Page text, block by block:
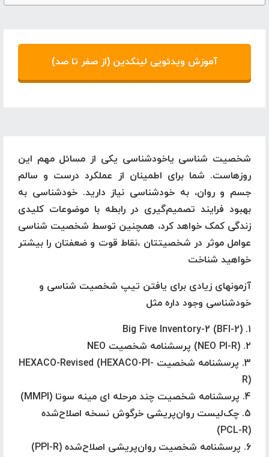
آموزش ویدئویی لینکدین (از صفر تا صد)
شخصیت شناسی یاخودشناسی یکی از مسائل مهم این
روزهاست. شما برای اطمینان از عملکرد درست و سالم
جسم و روان، به خودشناسی نیاز دارید. خودشناسی به
بهبود فرایند تصمیم‌گیری در رابطه با موضوعات کلیدی
زندگی کمک خواهد کرد، همچنین توسط شخصیت شناسی
عوامل موثر در شخصیتتان ،نقاط قوت و ضعفتان را بیشتر
خواهید شناخت
آزمونهای زیادی برای یافتن تیپ شخصیت شناسی و
خودشناسی وجود داره مثل
1. Big Five Inventory-2 (BFI-2)
2. (NEO PI-R) پرسشنامه شخصیت NEO
3. پرسشنامه شخصیت HEXACO-Revised (HEXACO-PI-
R)
4. پرسشنامه شخصیت چند مرحله ای مینه سوتا (MMPI)
5. چک‌لیست روان‌پریشی خرگوش نسخه اصلاح‌شده
(PCL-R)
6. پرسشنامه شخصیت روان‌پریشی اصلاح‌شده (PPI-R)